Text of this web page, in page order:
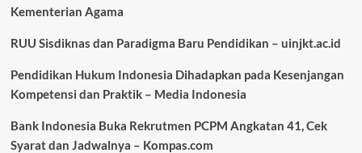
Kementerian Agama
RUU Sisdiknas dan Paradigma Baru Pendidikan – uinjkt.ac.id
Pendidikan Hukum Indonesia Dihadapkan pada Kesenjangan
Kompetensi dan Praktik – Media Indonesia
Bank Indonesia Buka Rekrutmen PCPM Angkatan 41, Cek
Syarat dan Jadwalnya – Kompas.com